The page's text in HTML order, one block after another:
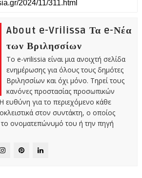
About e-Vrilissa Τα e-Νέα
των Βριλησσίων
Το e-vrilissia είναι μια ανοιχτή σελίδα
ενημέρωσης για όλους τους δημότες
Βριλησσίων και όχι μόνο. Τηρεί τους
κανόνες προστασίας προσωπικών
ευθύνη για το περιεχόμενο κάθε
στον συντάκτη, ο οποίος
το ονοματεπώνυμό του ή την πηγή